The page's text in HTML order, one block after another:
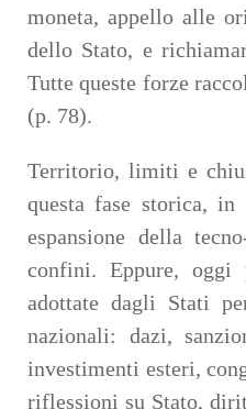
moneta, appello alle
dello Stato, e
Tutte queste forze
(p. 78).
Territorio, limiti e
questa fase storica, in
espansione della
confini. Eppure, oggi
adottate dagli Stati
nazionali: dazi,
investimenti esteri,
riflessioni su Stato,